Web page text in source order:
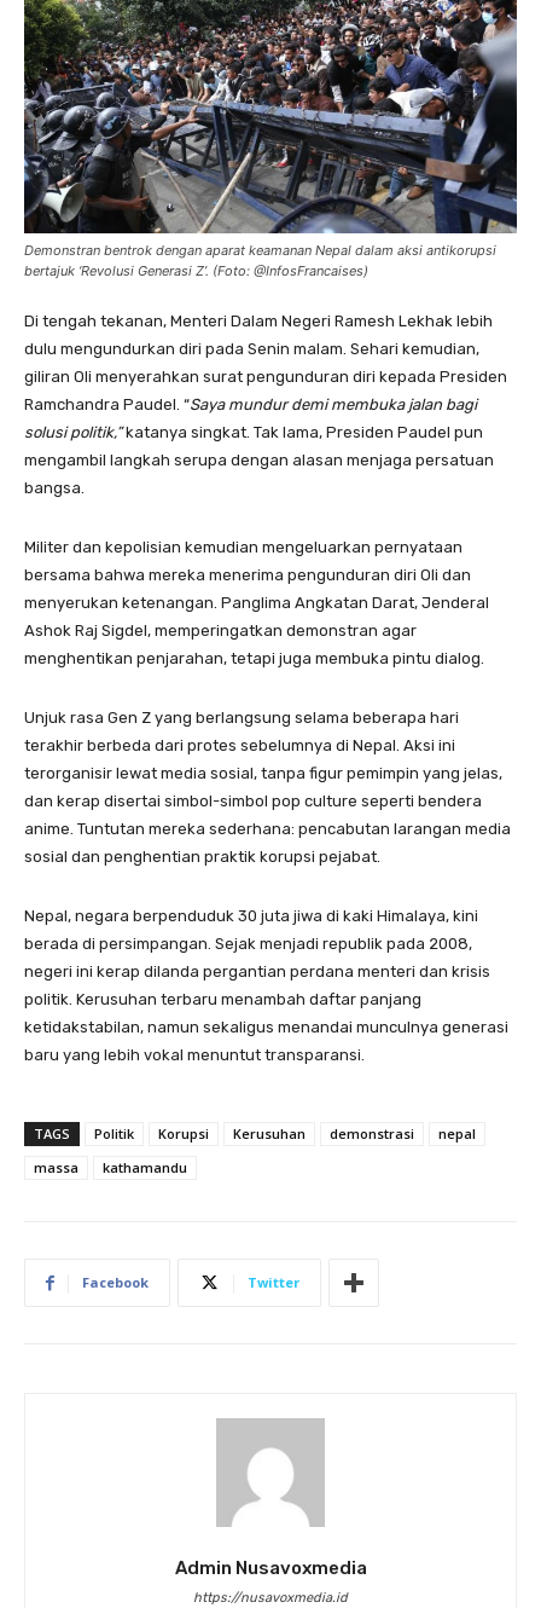
Demonstran bentrok dengan aparat keamanan Nepal dalam aksi antikorupsi
bertajuk ‘Revolusi Generasi Z’. (Foto: @InfosFrancaises)
Di tengah tekanan, Menteri Dalam Negeri Ramesh Lekhak lebih
dulu mengundurkan diri pada Senin malam. Sehari kemudian,
giliran Oli menyerahkan surat pengunduran diri kepada Presiden
Ramchandra Paudel. “Saya mundur demi membuka jalan bagi
solusi politik,”katanya singkat. Tak lama, Presiden Paudel pun
mengambil langkah serupa dengan alasan menjaga persatuan
bangsa.
Militer dan kepolisian kemudian mengeluarkan pernyataan
bersama bahwa mereka menerima pengunduran diri Oli dan
menyerukan ketenangan. Panglima Angkatan Darat, Jenderal
Ashok Raj Sigdel, memperingatkan demonstran agar
menghentikan penjarahan, tetapi juga membuka pintu dialog.
Unjuk rasa Gen Z yang berlangsung selama beberapa hari
terakhir berbeda dari protes sebelumnya di Nepal. Aksi ini
terorganisir lewat media sosial, tanpa figur pemimpin yang jelas,
dan kerap disertai simbol-simbol pop culture seperti bendera
anime. Tuntutan mereka sederhana: pencabutan larangan media
sosial dan penghentian praktik korupsi pejabat.
Nepal, negara berpenduduk 30 juta jiwa di kaki Himalaya, kini
berada di persimpangan. Sejak menjadi republik pada 2008,
negeri ini kerap dilanda pergantian perdana menteri dan krisis
politik. Kerusuhan terbaru menambah daftar panjang
ketidakstabilan, namun sekaligus menandai munculnya generasi
baru yang lebih vokal menuntut transparansi.
TAGS Politik Korupsi Kerusuhan demonstrasi
nepal
massa
kathamandu
Facebook Twitter
Admin Nusavoxmedia
https://nusavoxmedia.id